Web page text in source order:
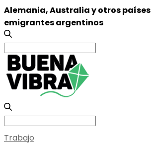
Alemania, Australia y otros
emigrantes argentinos
Search
for:
Search
Trabajo